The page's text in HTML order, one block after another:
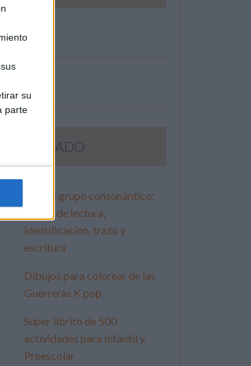
su
parte
VISITADO
Primer grupo consonántico:
Fichas de lectura,
identificación, trazo y
escritura
Dibujos para colorear de las
Guerreras K pop
Súper librito de 500
actividades para Infantil y
Preescolar